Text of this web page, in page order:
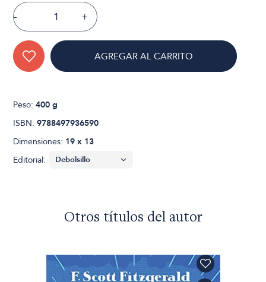
- +
AGREGAR AL CARRITO
Peso:400 g
ISBN:9788497936590
Dimensiones: 19 x 13
Editorial:
Otros títulos del autor